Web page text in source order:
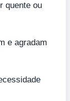
quente ou
e agradam